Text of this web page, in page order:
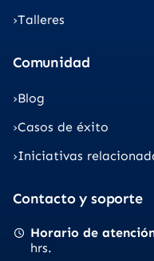
Talleres
Comunidad
Blog
Casos de éxito
Iniciativas
Contacto y soporte
Horario de
hrs.